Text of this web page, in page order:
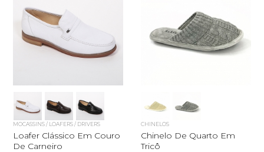
MOCASSINS / LOAFERS / DRIVERS
Loafer Clássico Em Couro
De Carneiro
CHINELOS
Chinelo De Quarto Em
Tricô